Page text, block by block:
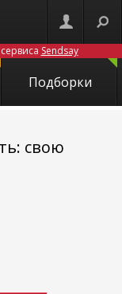
Sendsay
Подборки
свою